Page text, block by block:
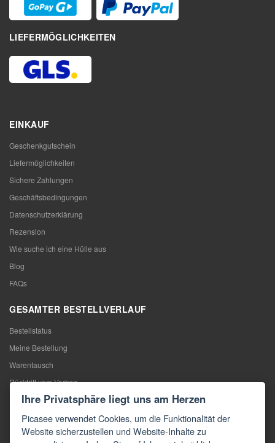
LIEFERMÖGLICHKEITEN
EINKAUF
Geschenkgutschein
Liefermöglichkeiten
Sichere Zahlungen
Geschäftsbedingungen
Datenschutzerklärung
Rezension
Wie suche ich eine Hülle aus
Blog
FAQs
GESAMTER BESTELLVERLAUF
Bestellstatus
Meine Bestellung
Warentausch
Rücktritt vom Vertrag
Reklamation
KONTAKTE
Ihre Privatsphäre liegt uns am Herzen
Picasee verwendet Cookies, um die Funktionalität der
Website sicherzustellen und Website-Inhalte zu